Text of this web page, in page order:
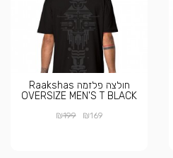
חולצה פלזמה Raakshas
OVERSIZE MEN'S T BLACK
₪169
₪199